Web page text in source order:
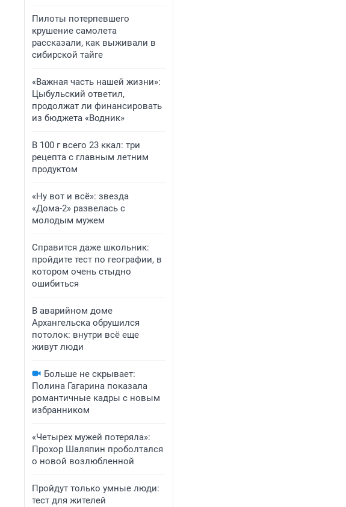
Пилоты потерпевшего
крушение самолета
рассказали, как выживали в
сибирской тайге
«Важная часть нашей жизни»:
Цыбульский ответил,
продолжат ли финансировать
из бюджета «Водник»
В 100 г всего 23 ккал: три
рецепта с главным летним
продуктом
«Ну вот и всё»: звезда
«Дома-2» развелась с
молодым мужем
Справится даже школьник:
пройдите тест по географии, в
котором очень стыдно
ошибиться
В аварийном доме
Архангельска обрушился
потолок: внутри всё еще
живут люди
Больше не скрывает:
Полина Гагарина показала
романтичные кадры с новым
избранником
«Четырех мужей потеряла»:
Прохор Шаляпин проболтался
о новой возлюбленной
Пройдут только умные люди:
тест для жителей